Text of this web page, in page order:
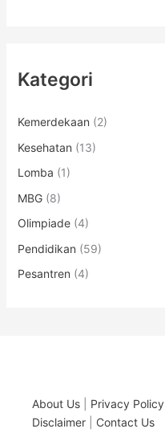
Kategori
Kemerdekaan (2)
Kesehatan (13)
Lomba (1)
MBG(8)
Olimpiade(4)
Pendidikan (59)
Pesantren (4)
About Us Privacy Policy
Disclaimer
Contact Us